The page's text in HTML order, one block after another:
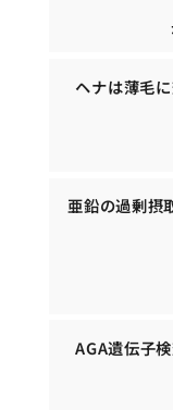
ヘナは薄毛
亜鉛の過剰摂
AGA遺伝子